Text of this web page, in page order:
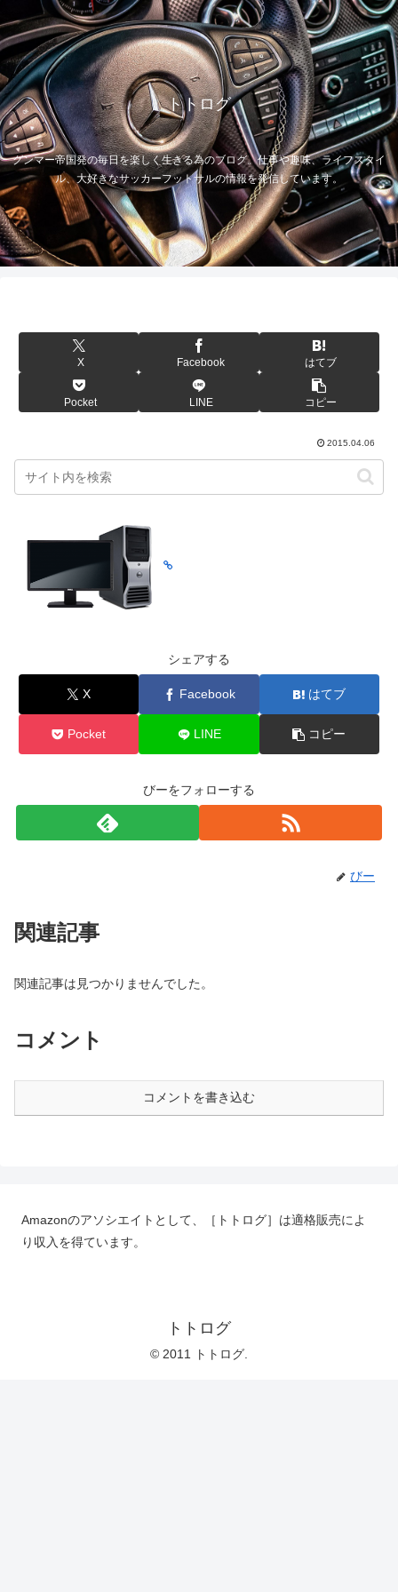
トトログ
グンマー帝国発の毎日を楽しく生きる為のブログ。仕事や趣味、ライフスタイ
ル、大好きなサッカーフットサルの情報を発信しています。
X Facebook はてブ
Pocket LINE コピー
2015.04.06
シェアする
X Facebook はてブ
Pocket LINE コピー
びーをフォローする
びー
関連記事
関連記事は見つかりませんでした。
コメント
コメントを書き込む
Amazonのアソシエイトとして、［トトログ］は適格販売によ
り収入を得ています。
トトログ
© 2011 トトログ.